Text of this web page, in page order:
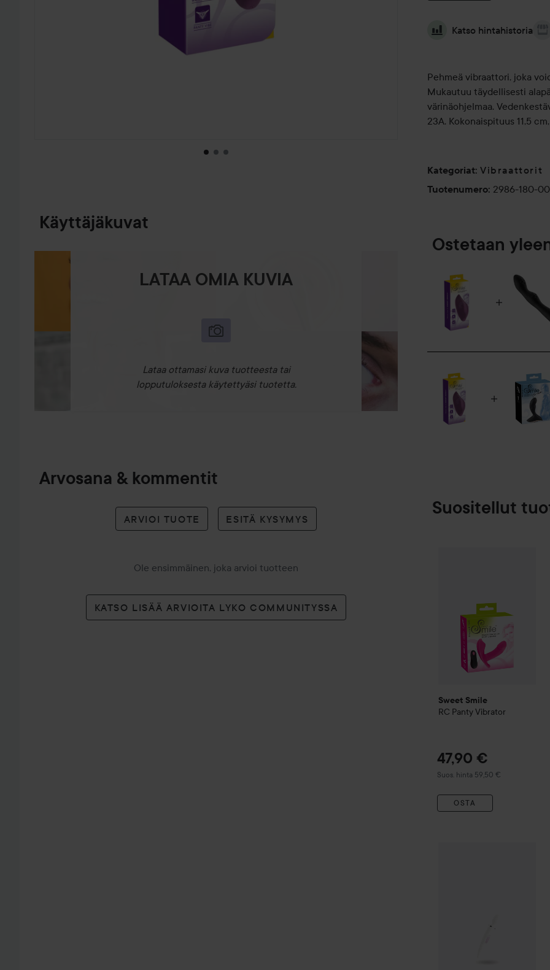
Käyttäjäkuvat
LATAA OMIA KUVIA
Lataa ottamasi kuva tuotteesta tai
lopputuloksesta käytettyäsi tuotetta.
Arvosana & kommentit
ARVIOI TUOTE ESITÄ KYSYMYS
Ole ensimmäinen, joka arvioi tuotteen
KATSO LISÄÄ ARVIOITA LYKO COMMUNITYSSA
Katso hintahistoria
Pehmeä vibraattori, joka
Mukautuu täydellisesti
värinäohjelmaa.
23A. Kokonaispituus 11,5
Kategoriat: Vibraattorit
Tuotenumero: 2986-180-
Ostetaan
Suositellut
Sweet Smile
RC Panty Vibrator
47,90 €
Suos. hinta 59,50 €
Suositeltu hinta 59,50 €
OSTA